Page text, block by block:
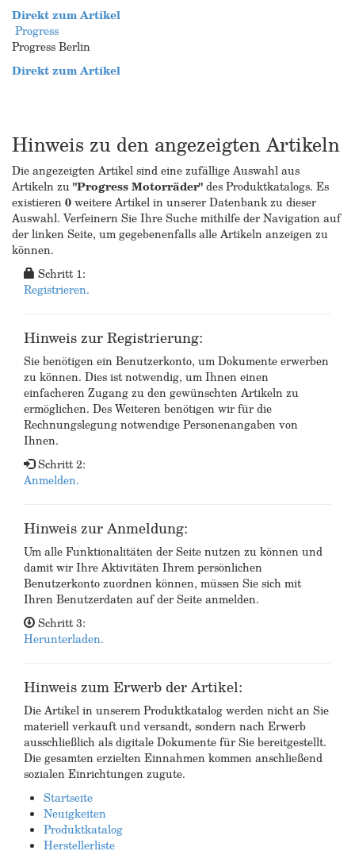
Direkt zum Artikel
Progress
Progress Berlin
Direkt zum Artikel
Hinweis zu den angezeigten Artikeln
Die angezeigten Artikel sind eine zufällige Auswahl aus
Artikeln zu"Progress Motorräder"des Produktkatalogs. Es
existieren0weitere Artikel in unserer Datenbank zu dieser
Auswahl. Verfeinern Sie Ihre Suche mithilfe der Navigation auf
der linken Seite, um gegebenenfalls alle Artikeln anzeigen zu
können.
Schritt 1:
Registrieren.
Hinweis zur Registrierung:
Sie benötigen ein Benutzerkonto, um Dokumente erwerben
zu können. Dies ist notwendig, um Ihnen einen
einfacheren Zugang zu den gewünschten Artikeln zu
ermöglichen. Des Weiteren benötigen wir für die
Rechnungslegung notwendige Personenangaben von
Ihnen.
Schritt 2:
Anmelden.
Hinweis zur Anmeldung:
Um alle Funktionalitäten der Seite nutzen zu können und
damit wir Ihre Aktivitäten Ihrem persönlichen
Benutzerkonto zuordnen können, müssen Sie sich mit
Ihren Benutzerdaten auf der Seite anmelden.
Schritt 3:
Herunterladen.
Hinweis zum Erwerb der Artikel:
Die Artikel in unserem Produktkatalog werden nicht an Sie
materiell verkauft und versandt, sondern nach Erwerb
ausschließlich als digitale Dokumente für Sie bereitgestellt.
Die gesamten erzielten Einnahmen kommen anschließend
sozialen Einrichtungen zugute.
Startseite
Neuigkeiten
Produktkatalog
Herstellerliste